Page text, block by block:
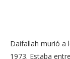
Daifallah murió a
1973. Estaba